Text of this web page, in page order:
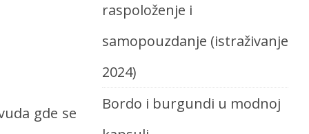
gde se
raspoloženje i
samopouzdanje (istraživanje
2024)
Bordo i burgundi u modnoj